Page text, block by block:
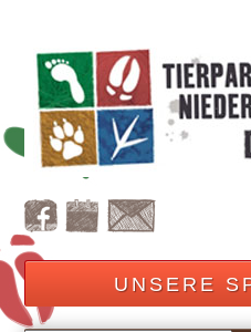
UNSERE